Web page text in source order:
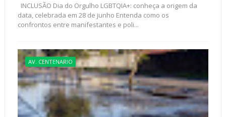
INCLUSÃO Dia do Orgulho LGBTQIA+: conheça a origem da
data, celebrada em 28 de junho Entenda como os
confrontos entre manifestantes e poli...
AV. CENTENARIO